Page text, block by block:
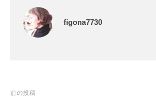
figona7730
前の投稿